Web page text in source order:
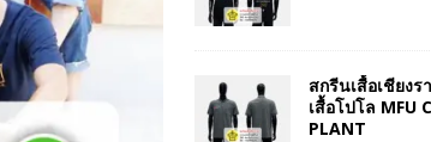
สกรีนเสื้อเชียง
เสื้อโปโล MFU
PLANT